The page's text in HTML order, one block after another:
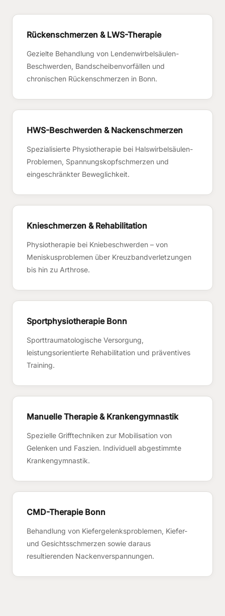
Rückenschmerzen & LWS-Therapie
Gezielte Behandlung von Lendenwirbelsäulen-
Beschwerden, Bandscheibenvorfällen und
chronischen Rückenschmerzen in Bonn.
HWS-Beschwerden & Nackenschmerzen
Spezialisierte Physiotherapie bei Halswirbelsäulen-
Problemen, Spannungskopfschmerzen und
eingeschränkter Beweglichkeit.
Knieschmerzen & Rehabilitation
Physiotherapie bei Kniebeschwerden – von
Meniskusproblemen über Kreuzbandverletzungen
bis hin zu Arthrose.
Sportphysiotherapie Bonn
Sporttraumatologische Versorgung,
leistungsorientierte Rehabilitation und präventives
Training.
Manuelle Therapie & Krankengymnastik
Spezielle Grifftechniken zur Mobilisation von
Gelenken und Faszien. Individuell abgestimmte
Krankengymnastik.
CMD-Therapie Bonn
Behandlung von Kiefergelenksproblemen, Kiefer-
und Gesichtsschmerzen sowie daraus
resultierenden Nackenverspannungen.